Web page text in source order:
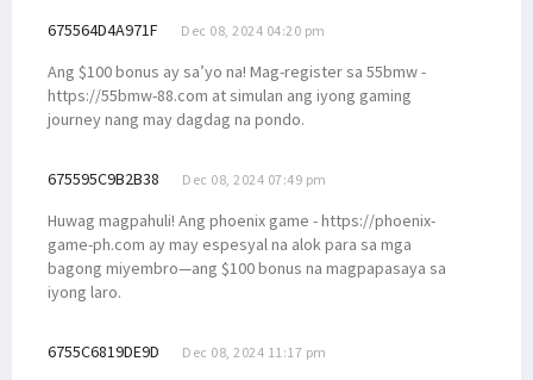
675564D4A971F Dec 08, 2024 04:20 pm
Ang $100 bonus ay sa’yo na! Mag-register sa 55bmw -
https://55bmw-88.com at simulan ang iyong gaming
journey nang may dagdag na pondo.
675595C9B2B38 Dec 08, 2024 07:49 pm
Huwag magpahuli! Ang phoenix game - https://phoenix-
game-ph.com ay may espesyal na alok para sa mga
bagong miyembro—ang $100 bonus na magpapasaya sa
iyong laro.
6755C6819DE9D Dec 08, 2024 11:17 pm